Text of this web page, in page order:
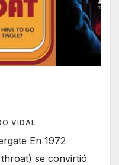
VIDAL
En 1972
se convirtió